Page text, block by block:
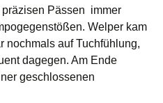
Pässen immer
Welper kam
nochmals auf Tuchfühlung,
dagegen. Am Ende
geschlossenen